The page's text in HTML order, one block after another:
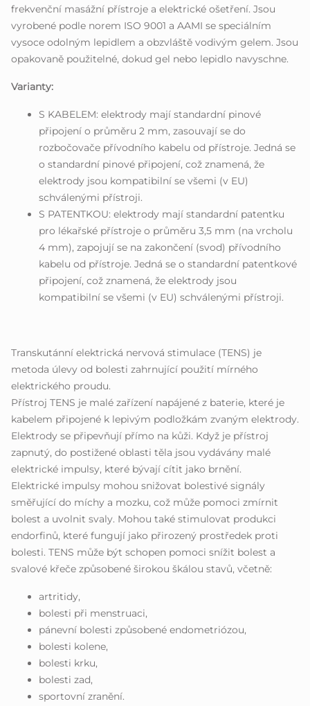
frekvenční masážní přístroje a elektrické ošetření. Jsou
vyrobené podle norem ISO 9001 a AAMI se speciálním
vysoce odolným lepidlem a obzvláště vodivým gelem. Jsou
opakovaně použitelné, dokud gel nebo lepidlo navyschne.
Varianty:
S KABELEM: elektrody mají standardní pinové
připojení o průměru 2 mm, zasouvají se do
rozbočovače přívodního kabelu od přístroje. Jedná se
o standardní pinové připojení, což znamená, že
elektrody jsou kompatibilní se všemi (v EU)
schválenými přístroji.
S PATENTKOU: elektrody mají standardní patentku
pro lékařské přístroje o průměru 3,5 mm (na vrcholu
4 mm), zapojují se na zakončení (svod) přívodního
kabelu od přístroje. Jedná se o standardní patentkové
připojení, což znamená, že elektrody jsou
kompatibilní se všemi (v EU) schválenými přístroji.
Transkutánní elektrická nervová stimulace (TENS) je
metoda úlevy od bolesti zahrnující použití mírného
elektrického proudu.
Přístroj TENS je malé zařízení napájené z baterie, které je
kabelem připojené k lepivým podložkám zvaným elektrody.
Elektrody se připevňují přímo na kůži. Když je přístroj
zapnutý, do postižené oblasti těla jsou vydávány malé
elektrické impulsy, které bývají cítit jako brnění.
Elektrické impulsy mohou snižovat bolestivé signály
směřující do míchy a mozku, což může pomoci zmírnit
bolest a uvolnit svaly. Mohou také stimulovat produkci
endorfinů, které fungují jako přirozený prostředek proti
bolesti. TENS může být schopen pomoci snížit bolest a
svalové křeče způsobené širokou škálou stavů, včetně:
artritidy,
bolesti při menstruaci,
pánevní bolesti způsobené endometriózou,
bolesti kolene,
bolesti krku,
bolesti zad,
sportovní zranění.